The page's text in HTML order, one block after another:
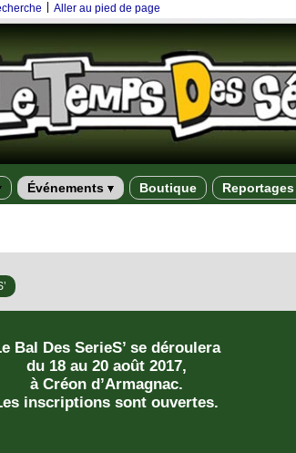
Aller au pied de page
Événements Boutique Reportages
Bal Des SerieS’ se déroulera
du 18 au 20 août 2017,
à Créon d’Armagnac.
inscriptions sont ouvertes.